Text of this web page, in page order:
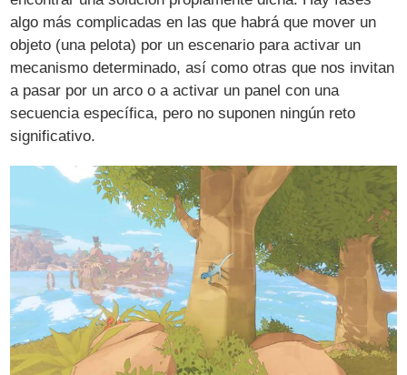
algo más complicadas en las que habrá que mover un
objeto (una pelota) por un escenario para activar un
mecanismo determinado, así como otras que nos invitan
a pasar por un arco o a activar un panel con una
secuencia específica, pero no suponen ningún reto
significativo.